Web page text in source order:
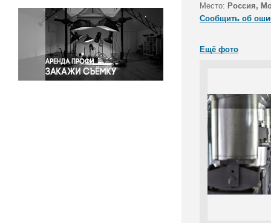
Светская жизнь
Спорт
Экология
Экономика и бизнес
Место: Россия,
Сообщить об
Ещё фото